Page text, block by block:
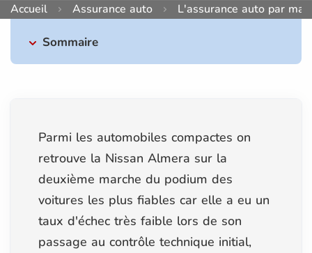
Accueil Assurance auto L'assurance auto par
Sommaire
Parmi les automobiles compactes on
retrouve la Nissan Almera sur la
deuxième marche du podium des
voitures les plus fiables car elle a eu un
taux d'échec très faible lors de son
passage au contrôle technique initial,